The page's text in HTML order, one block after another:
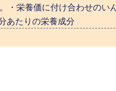
・栄養価に付け合わせのい
あたりの栄養成分